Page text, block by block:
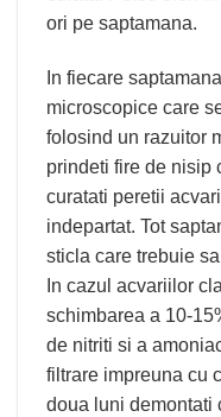
ori pe saptamana.
In fiecare
microscopice care
folosind un razuitor
prindeti fire de nisip
curatati peretii
indepartat. Tot
sticla care trebuie
In cazul acvariilor
schimbarea a 10-
de nitriti si a
filtrare impreuna cu
doua luni demontati